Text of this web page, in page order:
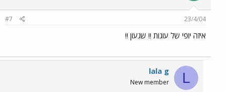
23/4/04
#7
איזה יופי של עוגות !! שגעון !!
L
lala g
New member